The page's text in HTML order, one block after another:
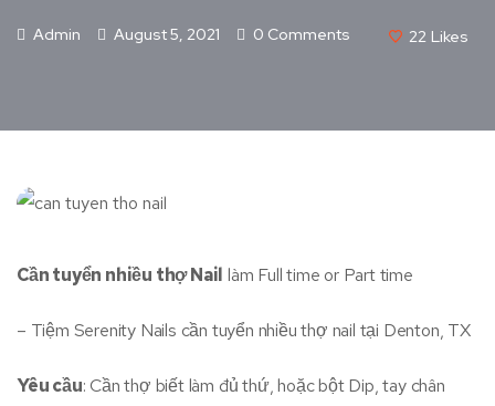
Admin August 5, 2021 0 Comments 22 Likes
Cần tuyển nhiều thợ Nail làm Full time or Part time
– Tiệm Serenity Nails cần tuyển nhiều thợ nail tại Denton, TX
Yêu cầu: Cần thợ biết làm đủ thứ, hoặc bột Dip, tay chân